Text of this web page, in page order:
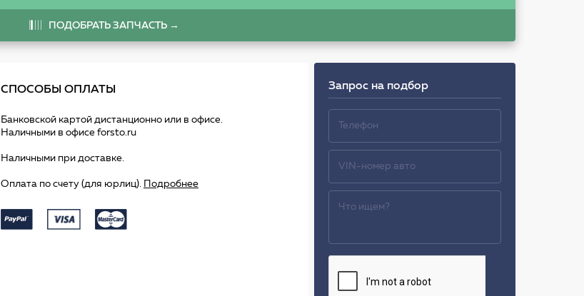
ПОДОБРАТЬ ЗАПЧАСТЬ →
СПОСОБЫ ОПЛАТЫ
Банковской картой дистанционно или в офисе.
Наличными в офисе forsto.ru
Наличными при доставке.
Оплата по счету (для юрлиц). Подробнее
Запрос на подбор